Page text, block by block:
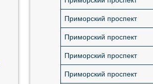
Приморский проспект
Приморский проспект
Приморский проспект
Приморский проспект